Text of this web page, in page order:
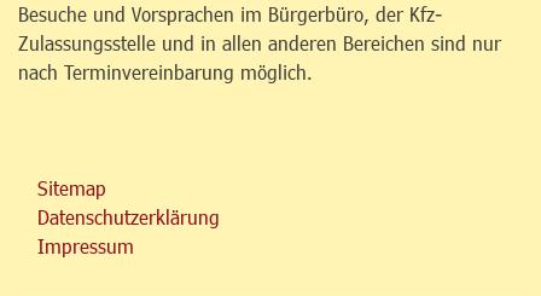
Besuche und Vorsprachen im Bürgerbüro, der Kfz-
Zulassungsstelle und in allen anderen Bereichen sind nur
nach Terminvereinbarung möglich.
Sitemap
Datenschutzerklärung
Impressum